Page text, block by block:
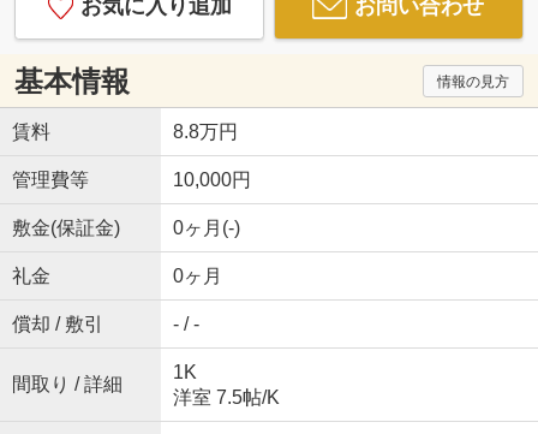
お気に入り追加 お問い合わせ
基本情報 情報の見方
賃料 8.8万円
管理費等 10,000円
敷金(保証金) 0ヶ月(-)
礼金 0ヶ月
償却 / 敷引 - / -
間取り / 詳細
1K
洋室 7.5帖/K